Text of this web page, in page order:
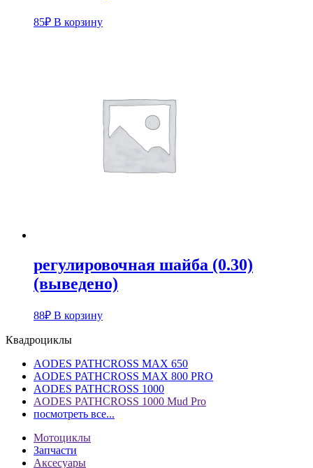
85₽ В корзину
регулировочная шайба (0.30)
(выведено)
88₽ В корзину
Квадроциклы
AODES PATHCROSS MAX 650
AODES PATHCROSS MAX 800 PRO
AODES PATHCROSS 1000
AODES PATHCROSS 1000 Mud Pro
посмотреть все...
Мотоциклы
Запчасти
Аксесуары